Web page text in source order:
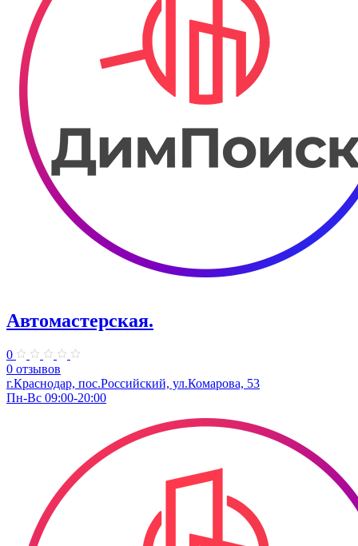
Автомастерская.
0
0 отзывов
г.Краснодар, пос.Российский, ул.Комарова, 53
Пн-Вс 09:00-20:00